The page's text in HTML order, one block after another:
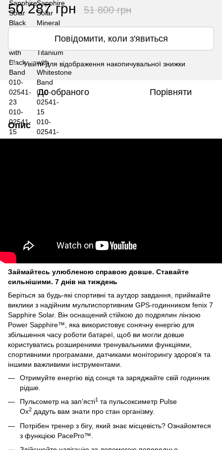
50 287 грн 51 800 грн
Повідомити, коли з'явиться
% Увійтидля відображення накопичувальної знижки
До обраного Порівняти
Опис
Займайтесь улюбленою справою довше. Ставайте
сильнішими. 7 днів на тиждень
Беріться за будь-які спортивні та аутдор завдання, приймайте
виклики з надійним мультиспортивним GPS-годинником fenix 7
Sapphire Solar. Він оснащений стійкою до подряпин лінзою
Power Sapphire™, яка використовує сонячну енергію для
збільшення часу роботи батареї, щоб ви могли довше
користуватись розширеними тренувальними функціями,
спортивними програмами, датчиками моніторингу здоров'я та
іншими важливими інструментами.
Отримуйте енергію від сонця та заряджайте свій годинник
рідше.
Пульсометр на зап’ясті1 та пульсоксиметр Pulse
Ox2 дадуть вам знати про стан організму.
Потрібен тренер з бігу, який знає місцевість? Ознайомтеся
з функцією PacePro™.